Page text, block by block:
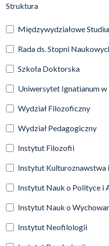
Struktura(automatyczne
Międzywydziałowe
Rada ds. Stopni
Szkoła Doktorska
Uniwersytet Ignatianum
Wydział Filozoficzny
Wydział Pedagogiczny
Instytut Filozofii
Instytut Kulturoznawstwa
Instytut Nauk o Polityce i
Instytut Nauk o
Instytut Neofilologii